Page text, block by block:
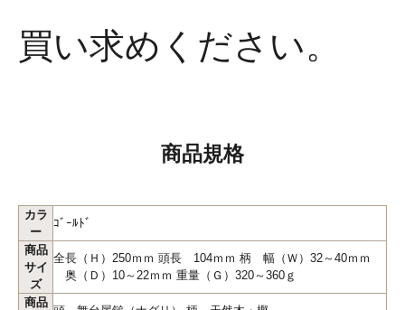
買い求めください。
商品規格
カラ
ー
ｺﾞｰﾙﾄﾞ
商品
サイ
ズ
全長（Ｈ）250ｍｍ 頭長 104ｍｍ 柄 幅（Ｗ）32～40ｍｍ
奥（Ｄ）10～22ｍｍ 重量（Ｇ）320～360ｇ
商品